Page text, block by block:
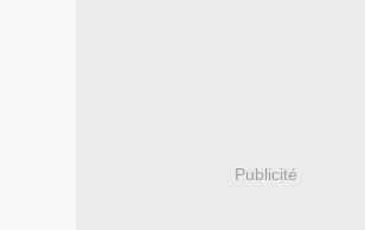
Publicité